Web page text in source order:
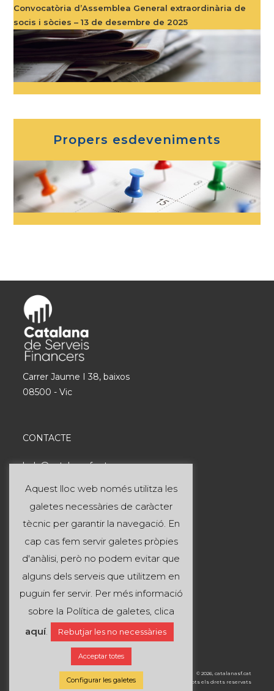
Convocatòria d’Assemblea General extraordinària de
socis i sòcies – 13 de desembre de 2025
Propers esdeveniments
Carrer Jaume I 38, baixos
08500 - Vic
CONTACTE
hola@catalanasf.cat
INFORMACIÓ ÚTIL
Avís legal
Política de privacitat
Política de cookies
SEGUEIX-NOS A:
© 2026, catalanasf.cat
Tots els drets reservats
Aquest lloc web només utilitza les
galetes necessàries de caràcter
tècnic per garantir la navegació. En
cap cas fem servir galetes pròpies
d'anàlisi, però no podem evitar que
alguns dels serveis que utilitzem en
puguin fer servir. Per més informació
sobre la Política de galetes, clica
aquí. Rebutjar les no necessàries
Acceptar totes
Configurar les galetes